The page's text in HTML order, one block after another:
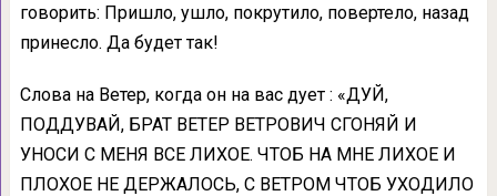
говорить: Пришло, ушло, покрутило, повертело, назад
принесло. Да будет так!
Слова на Ветер, когда он на вас дует : «ДУЙ,
ПОДДУВАЙ, БРАТ ВЕТЕР ВЕТРОВИЧ СГОНЯЙ И
УНОСИ С МЕНЯ ВСЕ ЛИХОЕ. ЧТОБ НА МНЕ ЛИХОЕ И
ПЛОХОЕ НЕ ДЕРЖАЛОСЬ, С ВЕТРОМ ЧТОБ УХОДИЛО